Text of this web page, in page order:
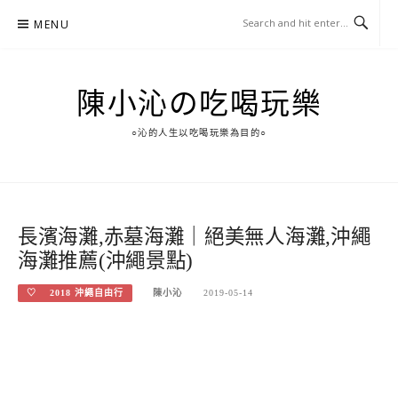
MENU
陳小沁の吃喝玩樂
○沁的人生以吃喝玩樂為目的○
長濱海灘,赤墓海灘｜絕美無人海灘,沖繩
海灘推薦(沖繩景點)
♡ 2018 沖繩自由行 陳小沁 2019-05-14